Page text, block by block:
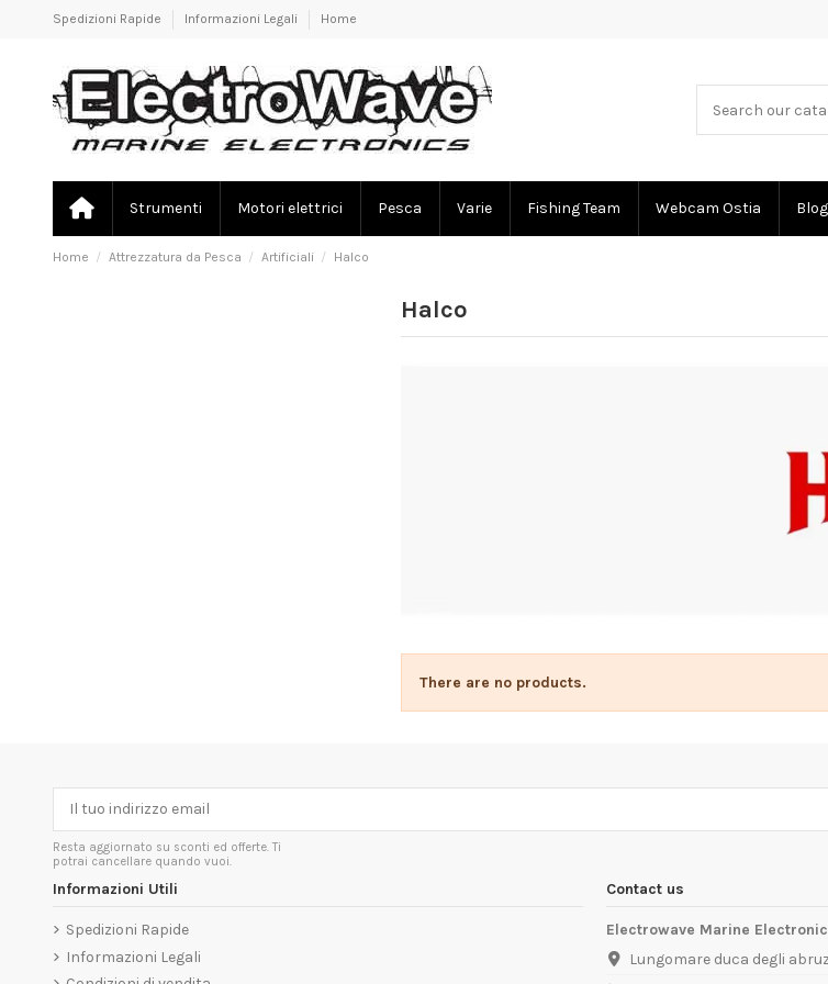
Spedizioni Rapide Informazioni Legali Home
Strumenti Motori elettrici Pesca Varie Fishing Team Webcam Ostia Blog
Home Attrezzatura da Pesca Artificiali Halco
Halco
There are no products.
Resta aggiornato su sconti ed offerte. Ti
potrai cancellare quando vuoi.
Informazioni Utili
Spedizioni Rapide
Informazioni Legali
Contact us
Electrowave Marine
Lungomare duca degli